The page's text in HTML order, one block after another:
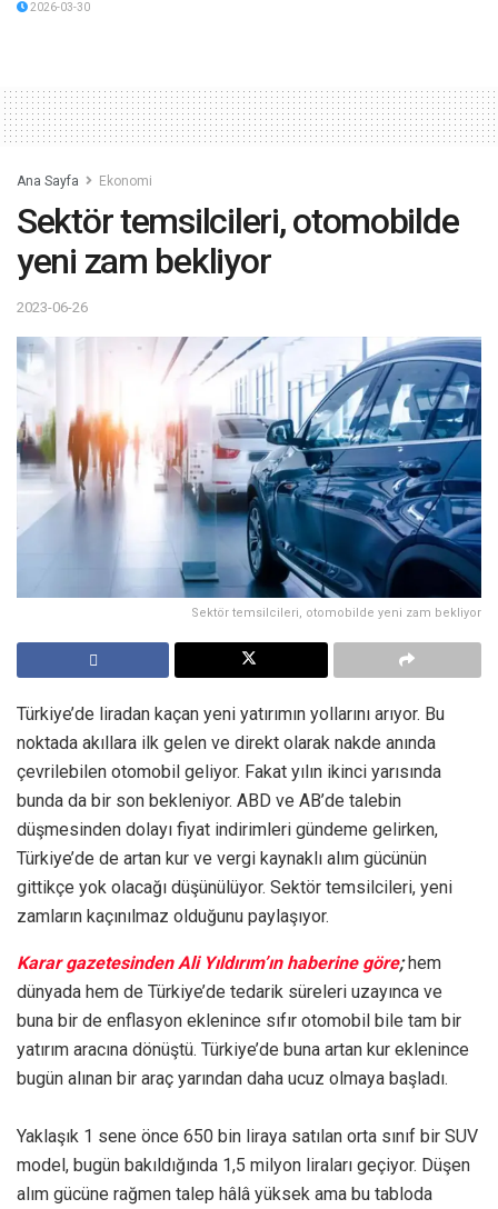
2026-03-30
Ana Sayfa Ekonomi
Sektör temsilcileri, otomobilde
yeni zam bekliyor
2023-06-26
Sektör temsilcileri, otomobilde yeni zam bekliyor
Türkiye’de liradan kaçan yeni yatırımın yollarını arıyor. Bu
noktada akıllara ilk gelen ve direkt olarak nakde anında
çevrilebilen otomobil geliyor. Fakat yılın ikinci yarısında
bunda da bir son bekleniyor. ABD ve AB’de talebin
düşmesinden dolayı fiyat indirimleri gündeme gelirken,
Türkiye’de de artan kur ve vergi kaynaklı alım gücünün
gittikçe yok olacağı düşünülüyor. Sektör temsilcileri, yeni
zamların kaçınılmaz olduğunu paylaşıyor.
Karar gazetesinden Ali Yıldırım’ın haberine göre;hem
dünyada hem de Türkiye’de tedarik süreleri uzayınca ve
buna bir de enflasyon eklenince sıfır otomobil bile tam bir
yatırım aracına dönüştü. Türkiye’de buna artan kur eklenince
bugün alınan bir araç yarından daha ucuz olmaya başladı.
Yaklaşık 1 sene önce 650 bin liraya satılan orta sınıf bir SUV
model, bugün bakıldığında 1,5 milyon liraları geçiyor. Düşen
alım gücüne rağmen talep hâlâ yüksek ama bu tabloda